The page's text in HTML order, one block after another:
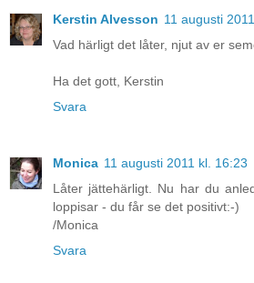
Kerstin Alvesson 11 augusti
Vad härligt det låter, njut av er
Ha det gott, Kerstin
Svara
Monica 11 augusti 2011 kl. 16:23
Låter jättehärligt. Nu har du
loppisar - du får se det positivt:-)
/Monica
Svara